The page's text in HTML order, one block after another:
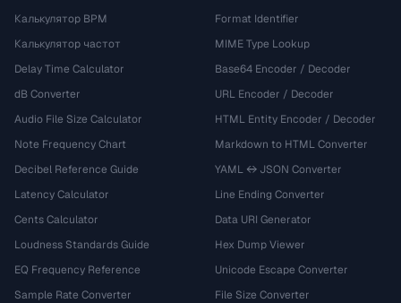
Калькулятор BPM
Калькулятор частот
Delay Time Calculator
dB Converter
Audio File Size Calculator
Note Frequency Chart
Decibel Reference Guide
Latency Calculator
Cents Calculator
Loudness Standards Guide
EQ Frequency Reference
Sample Rate Converter
Format Identifier
MIME Type Lookup
Base64 Encoder / Decoder
URL Encoder / Decoder
HTML Entity Encoder / Decoder
Markdown to HTML Converter
YAML ↔ JSON Converter
Line Ending Converter
Data URI Generator
Hex Dump Viewer
Unicode Escape Converter
File Size Converter